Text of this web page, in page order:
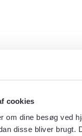
cookies
om dine besøg ved
disse bliver